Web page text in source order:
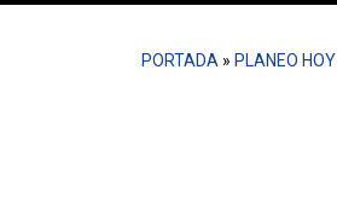
PORTADA » PLANEO HOY